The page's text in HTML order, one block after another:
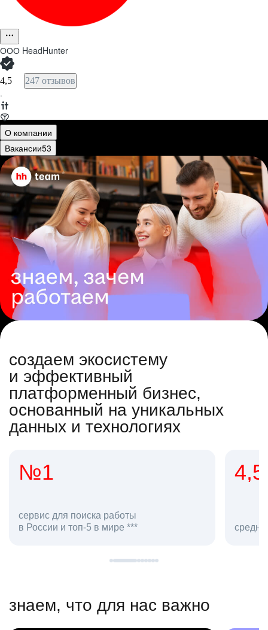
ООО HeadHunter
4,5 247 отзывов
·
О компании
Вакансии53
создаем экосистему
и эффективный
платформенный бизнес,
основанный на уникальных
данных и технологиях
4,5
средняя оценка hh.ru как работодателя **
в hh.ru
знаем, что для нас важно